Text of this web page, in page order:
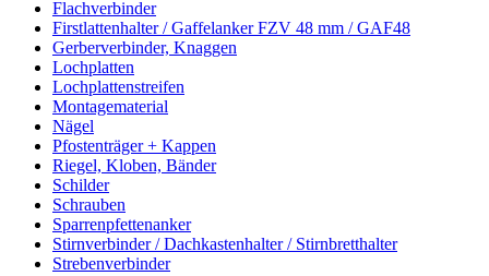
Flachverbinder
Firstlattenhalter / Gaffelanker FZV 48 mm / GAF48
Gerberverbinder, Knaggen
Lochplatten
Lochplattenstreifen
Montagematerial
Nägel
Pfostenträger + Kappen
Riegel, Kloben, Bänder
Schilder
Schrauben
Sparrenpfettenanker
Stirnverbinder / Dachkastenhalter / Stirnbretthalter
Strebenverbinder